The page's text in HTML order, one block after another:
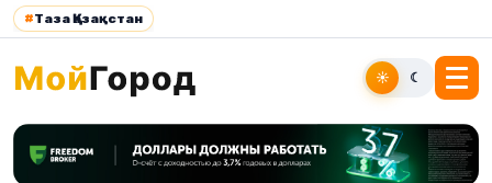
#Таза Қазақстан
☀ ☾